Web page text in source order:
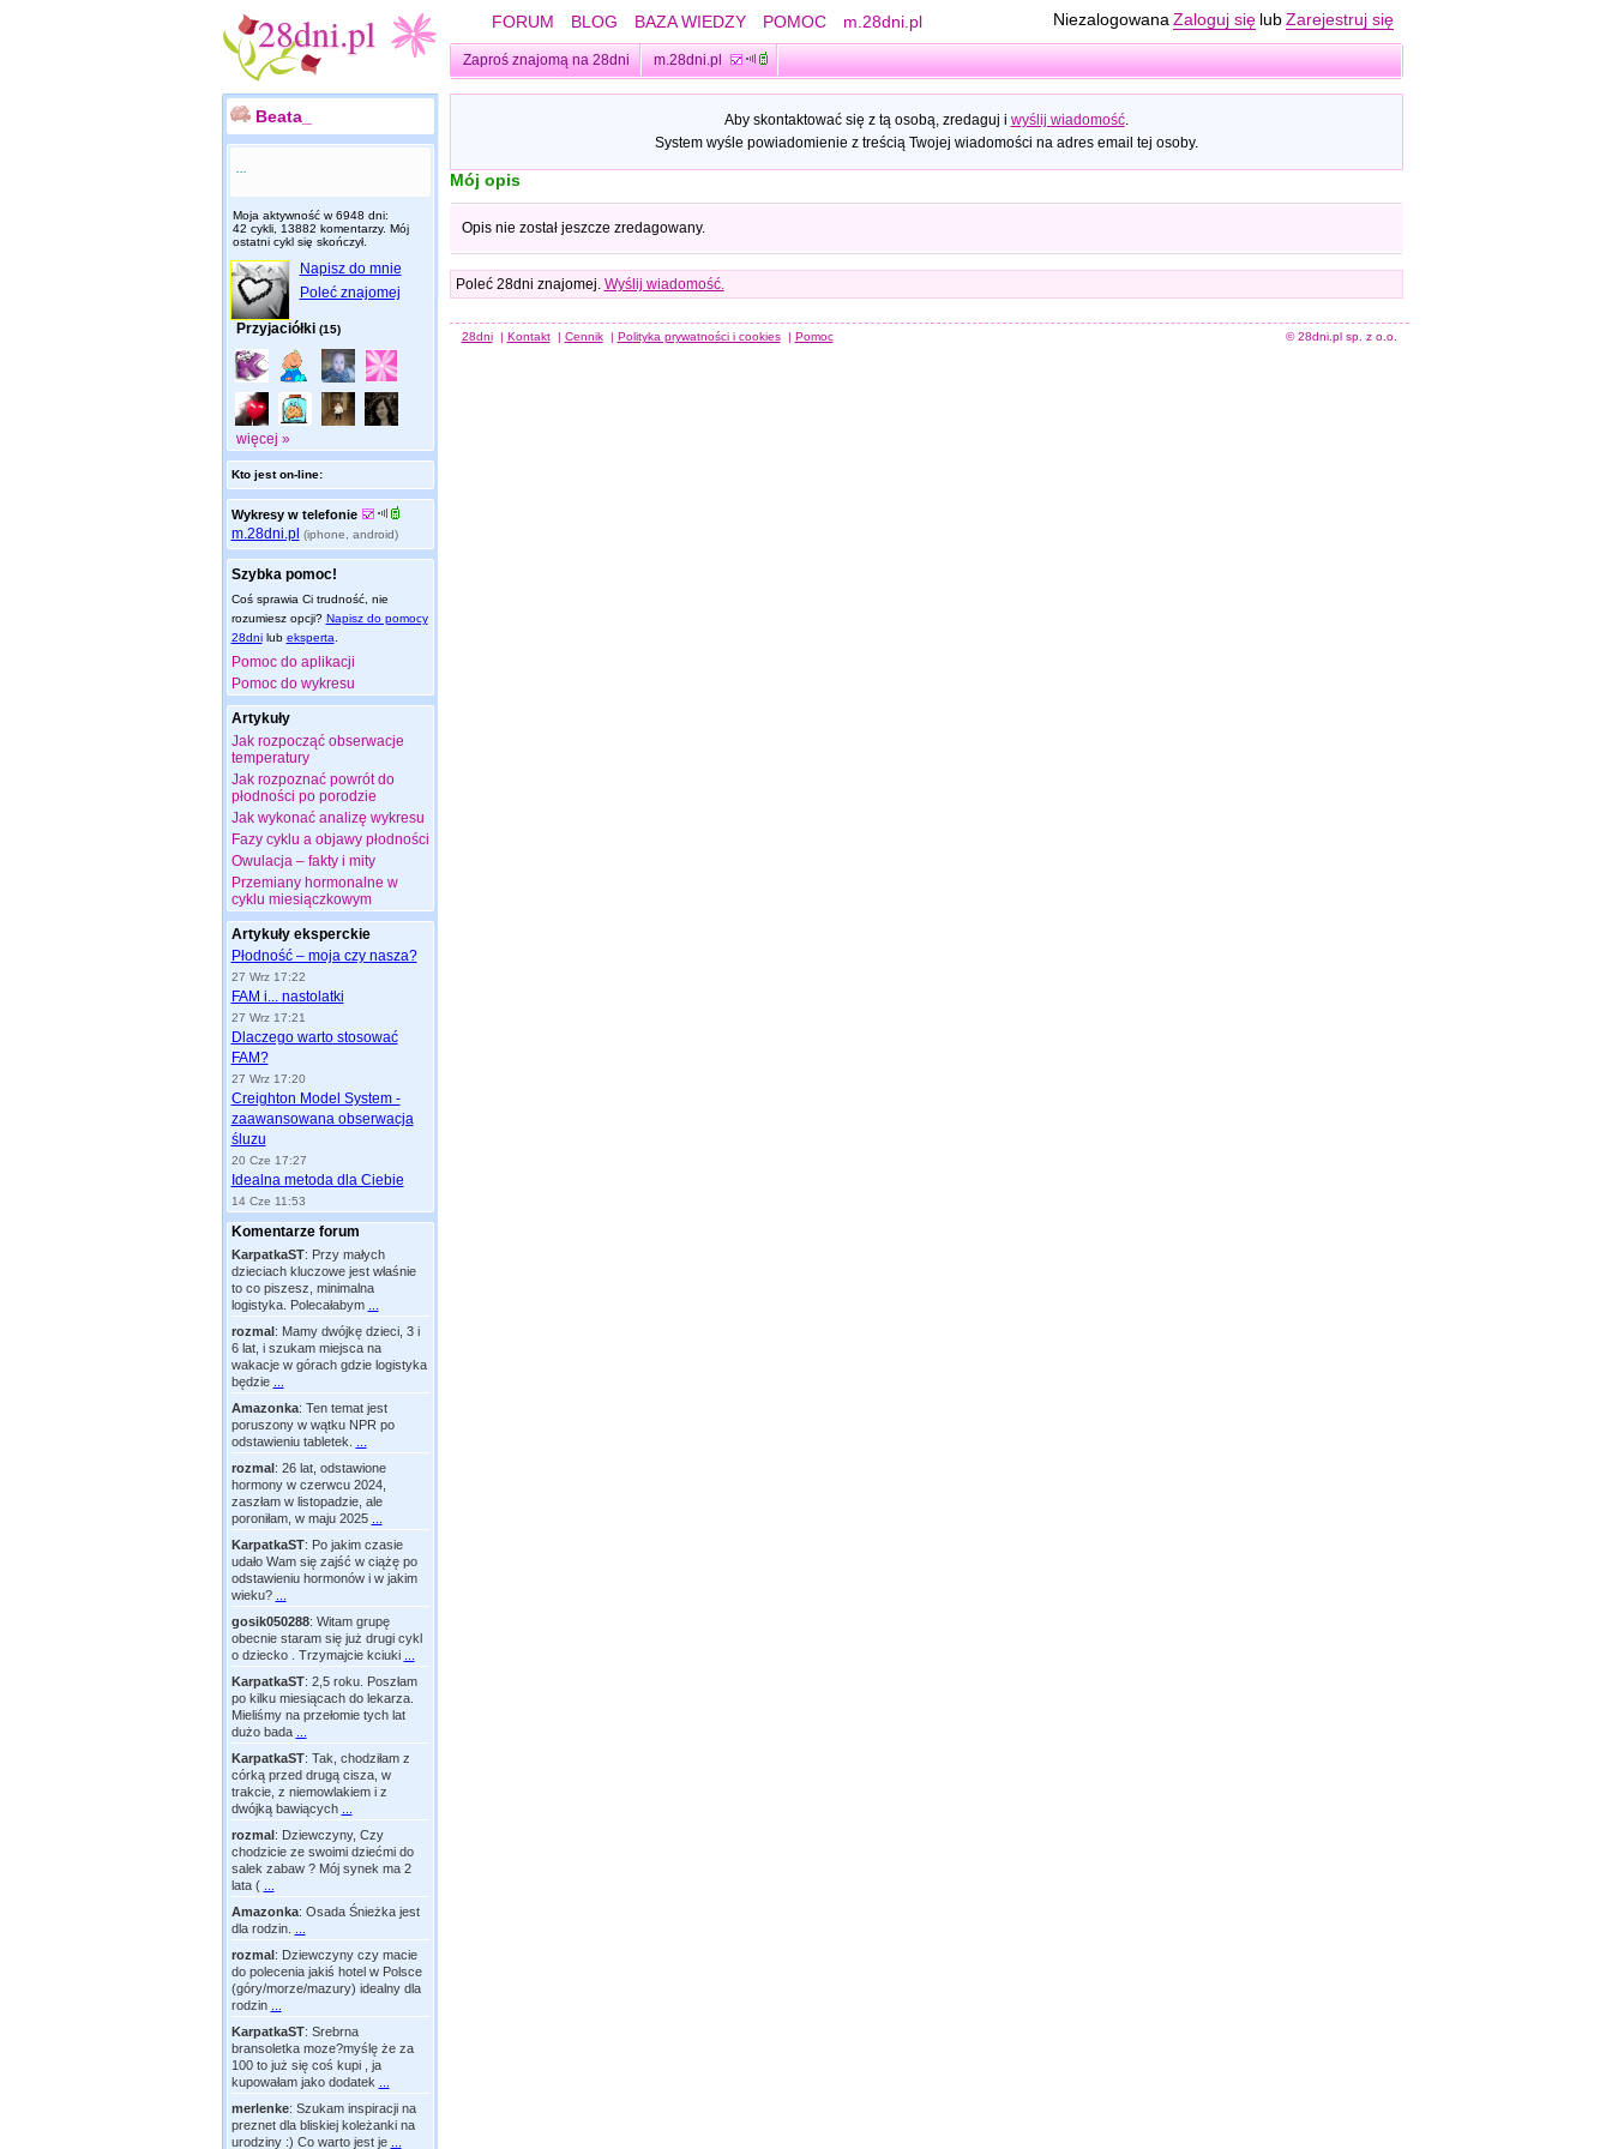
FORUM BLOG BAZA WIEDZY POMOC m.28dni.pl Niezalogowana Zaloguj się lub Zarejestruj się
Zaproś znajomą na 28dni m.28dni.pl
Beata_
Moja aktywność w 6948 dni:
42 cykli, 13882 komentarzy. Mój
ostatni cykl się skończył.
Napisz do mnie
Poleć znajomej
Przyjaciółki (15)
więcej »
Kto jest on-line:
Wykresy w telefonie
m.28dni.pl (iphone, android)
Szybka pomoc!
Coś sprawia Ci trudność, nie
rozumiesz opcji? Napisz do pomocy
28dnilub eksperta
Pomoc do aplikacji
Pomoc do wykresu
Artykuły
Jak rozpocząć obserwacje
temperatury
Jak rozpoznać powrót do
płodności po porodzie
Jak wykonać analizę wykresu
Fazy cyklu a objawy płodności
Owulacja – fakty i mity
Przemiany hormonalne w
cyklu miesiączkowym
Artykuły eksperckie
Płodność – moja czy nasza?
27 Wrz 17:22
FAM i... nastolatki
27 Wrz 17:21
Dlaczego warto stosować
FAM?
27 Wrz 17:20
Creighton Model System -
zaawansowana obserwacja
śluzu
20 Cze 17:27
Idealna metoda dla Ciebie
14 Cze 11:53
Komentarze forum
KarpatkaST: Przy małych
dzieciach kluczowe jest właśnie
to co piszesz, minimalna
logistyka. Polecałabym
rozmal: Mamy dwójkę dzieci, 3 i
6 lat, i szukam miejsca na
wakacje w górach gdzie logistyka
będzie
Amazonka: Ten temat jest
poruszony w wątku NPR po
odstawieniu tabletek.
rozmal: 26 lat, odstawione
hormony w czerwcu 2024,
zaszłam w listopadzie, ale
poroniłam, w maju 2025
KarpatkaST: Po jakim czasie
udało Wam się zajść w ciążę po
odstawieniu hormonów i w jakim
wieku?
gosik050288: Witam grupę
obecnie staram się już drugi cykl
o dziecko . Trzymajcie kciuki
KarpatkaST: 2,5 roku. Poszłam
po kilku miesiącach do lekarza.
Mieliśmy na przełomie tych lat
dużo bada
KarpatkaST: Tak, chodziłam z
córką przed drugą cisza, w
trakcie, z niemowlakiem i z
dwójką bawiących
rozmal: Dziewczyny, Czy
chodzicie ze swoimi dziećmi do
salek zabaw ? Mój synek ma 2
lata (
Amazonka: Osada Śnieżka jest
dla rodzin.
rozmal: Dziewczyny czy macie
do polecenia jakiś hotel w Polsce
(góry/morze/mazury) idealny dla
rodzin
KarpatkaST: Srebrna
bransoletka moze?myślę że za
100 to już się coś kupi , ja
kupowałam jako dodatek
merlenke: Szukam inspiracji na
preznet dla bliskiej koleżanki na
urodziny :) Co warto jest je
Aby skontaktować się z tą osobą, zredaguj i wyślij wiadomość.
System wyśle powiadomienie z treścią Twojej wiadomości na adres email tej osoby.
Mój opis
Opis nie został jeszcze zredagowany.
Poleć 28dni znajomej. Wyślij wiadomość.
28dni | Kontakt | Cennik | Polityka prywatności i cookies | Pomoc © 28dni.pl sp. z o.o.